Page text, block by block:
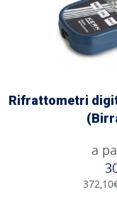
Rifrattometri
a